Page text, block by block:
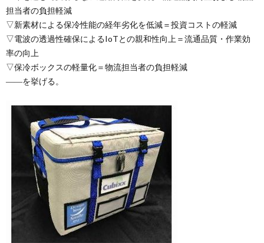
担当者の負担軽減
▽新素材による保冷性能の経年劣化を低減＝投資コストの軽減
▽電波の透過性確保によるIoTとの親和性向上＝流通品質・作業効
率の向上
▽保冷ボックスの軽量化＝物流担当者の負担軽減
――を挙げる。